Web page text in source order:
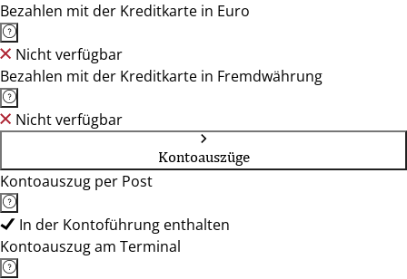
Bezahlen mit der Kreditkarte in Euro
Nicht verfügbar
Bezahlen mit der Kreditkarte in Fremdwährung
Nicht verfügbar
Kontoauszüge
Kontoauszug per Post
In der Kontoführung enthalten
Kontoauszug am Terminal